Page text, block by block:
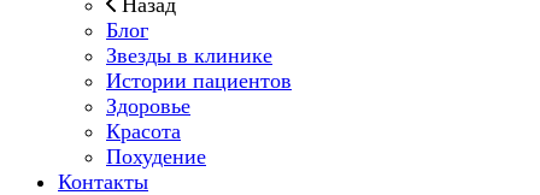
Назад
Блог
Звезды в клинике
Истории пациентов
Здоровье
Красота
Похудение
Контакты